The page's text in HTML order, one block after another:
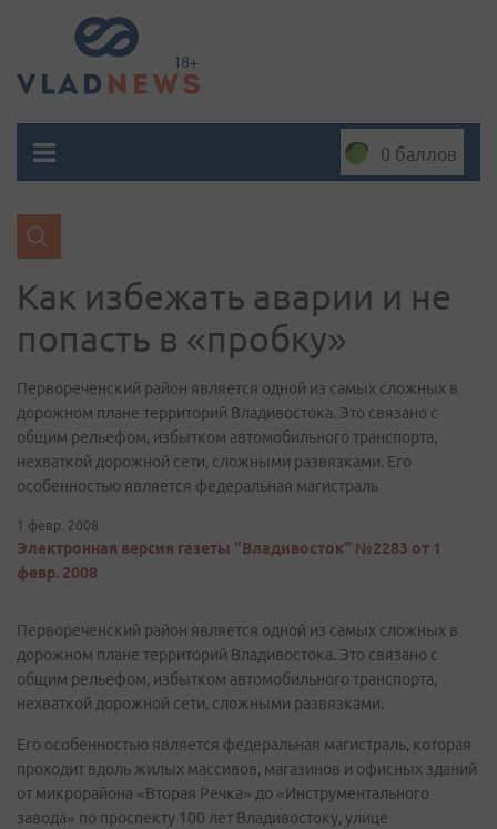
0 баллов
Как избежать аварии и не
попасть в «пробку»
Первореченский район является одной из самых сложных в
дорожном плане территорий Владивостока. Это связано с
общим рельефом, избытком автомобильного транспорта,
нехваткой дорожной сети, сложными развязками. Его
особенностью является федеральная магистраль
1 февр. 2008
Электронная версия газеты "Владивосток" №2283 от 1
февр. 2008
Первореченский район является одной из самых сложных в
дорожном плане территорий Владивостока. Это связано с
общим рельефом, избытком автомобильного транспорта,
нехваткой дорожной сети, сложными развязками.
Его особенностью является федеральная магистраль, которая
проходит вдоль жилых массивов, магазинов и офисных зданий
от микрорайона «Вторая Речка» до «Инструментального
завода» по проспекту 100 лет Владивостоку, улице